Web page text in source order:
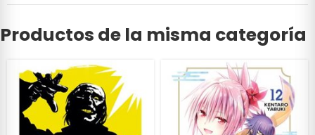
Productos de la misma categoría